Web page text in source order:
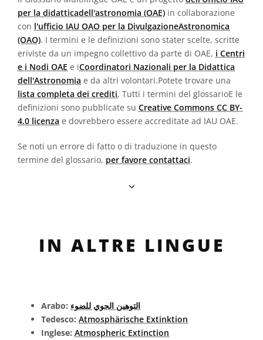
per la didatticadell'astronomia (OAE) in collaborazione
con l'ufficio IAU OAO per la DivulgazioneAstronomica
(OAO). I termini e le definizioni sono stater scelte, scritte
eriviste da un impegno collettivo da parte di OAE, i Centri
e i Nodi OAE e iCoordinatori Nazionali per la Didattica
dell'Astronomia e da altri volontari.Potete trovare una
lista completa dei crediti, Tutti i termini del glossarioE le
definizioni sono pubblicate su Creative Commons CC BY-
4.0 licenza e dovrebbero essere accreditate ad IAU OAE.
Se noti un errore di fatto o di traduzione in questo
termine del glossario, per favore contattaci.
IN ALTRE LINGUE
Arabo: التوهين الجوي للضوء
Tedesco: Atmosphärische Extinktion
Inglese: Atmospheric Extinction